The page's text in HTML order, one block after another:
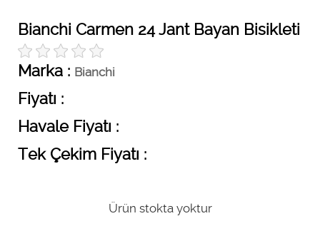
Bianchi Carmen 24 Jant Bayan Bisikleti
Marka : Bianchi
Fiyatı :
Havale Fiyatı :
Tek Çekim Fiyatı :
Ürün stokta yoktur